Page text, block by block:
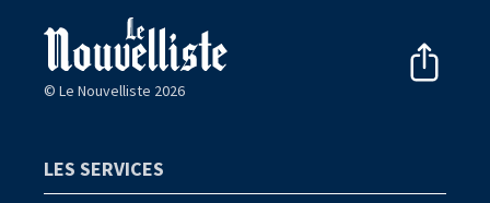
© Le Nouvelliste 2026
LES SERVICES